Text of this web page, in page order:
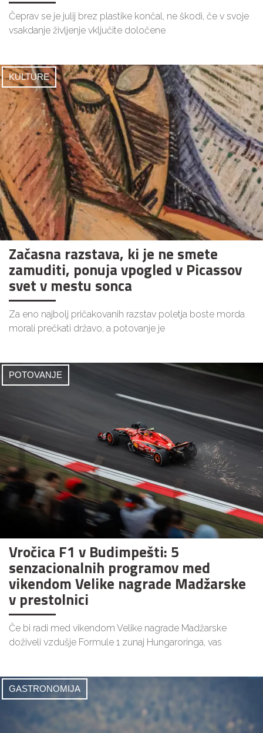
Čeprav se je julij brez plastike končal, ne škodi, če v svoje
vsakdanje življenje vključite določene
KULTURE
Začasna razstava, ki je ne smete
zamuditi, ponuja vpogled v Picassov
svet v mestu sonca
Za eno najbolj pričakovanih razstav poletja boste morda
morali prečkati državo, a potovanje je
POTOVANJE
Vročica F1 v Budimpešti: 5
senzacionalnih programov med
vikendom Velike nagrade Madžarske
v prestolnici
Če bi radi med vikendom Velike nagrade Madžarske
doživeli vzdušje Formule 1 zunaj Hungaroringa, vas
GASTRONOMIJA